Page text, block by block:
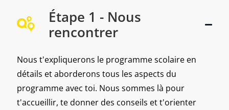
Étape 1 - Nous
rencontrer
Nous t'expliquerons le programme scolaire en
détails et aborderons tous les aspects du
programme avec toi. Nous sommes là pour
t'accueillir, te donner des conseils et t'orienter